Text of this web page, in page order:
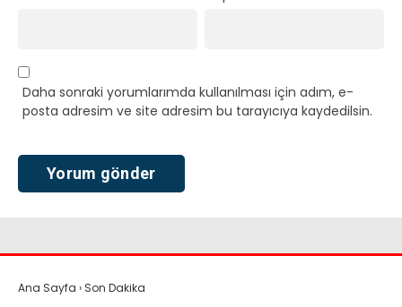
Daha sonraki yorumlarımda kullanılması için adım, e-
posta adresim ve site adresim bu tarayıcıya kaydedilsin.
Ana Sayfa › Son Dakika